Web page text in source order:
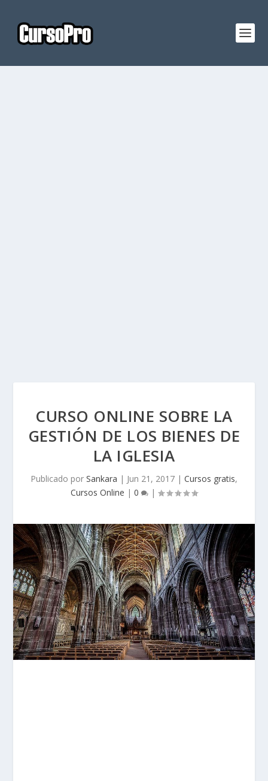
CURSO ONLINE SOBRE LA
GESTIÓN DE LOS BIENES DE
LA IGLESIA
Publicado por Sankara | Jun 21, 2017 | Cursos gratis,
Cursos Online | 0 |